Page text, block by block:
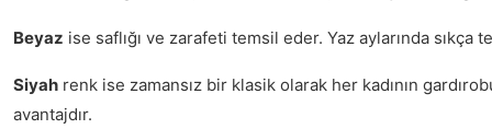
Beyaz ise saflığı ve zarafeti temsil eder. Yaz aylarında
Siyah renk ise zamansız bir klasik olarak her kadının
avantajdır.